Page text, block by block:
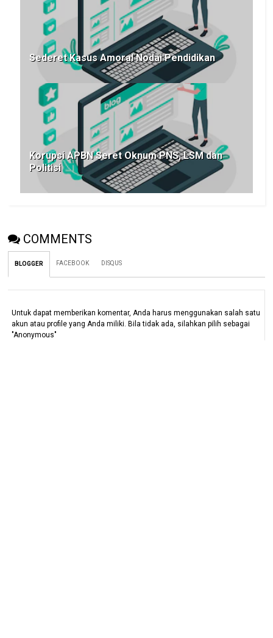
Sederet Kasus Amoral Nodai Pendidikan
Korupsi APBN Seret Oknum PNS, LSM dan
Politisi
COMMENTS
BLOGGER FACEBOOK DISQUS
Untuk dapat memberikan komentar, Anda harus menggunakan salah satu
akun atau profile yang Anda miliki. Bila tidak ada, silahkan pilih sebagai
"Anonymous"